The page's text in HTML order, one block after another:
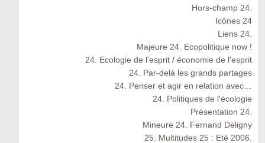
Hors-champ 24.
Icônes 24
Liens 24.
Majeure 24. Ecopolitique now !
24. Ecologie de l'esprit / économie de l'esprit
24. Par-delà les grands partages
24. Penser et agir en relation avec…
24. Politiques de l'écologie
Présentation 24.
Mineure 24. Fernand Deligny
25. Multitudes 25 : Eté 2006.